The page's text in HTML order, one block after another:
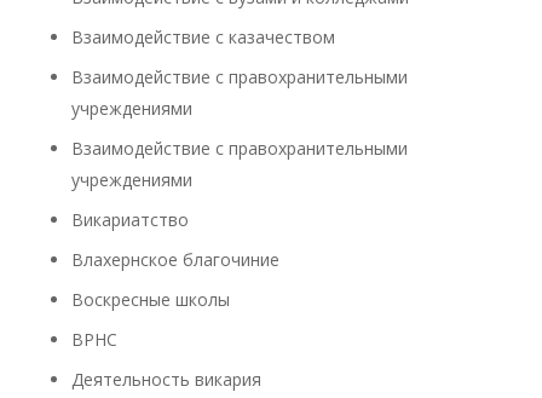
Взаимодействие с казачеством
Взаимодействие с правохранительными
учреждениями
Взаимодействие с правохранительными
учреждениями
Викариатство
Влахернское благочиние
Воскресные школы
ВРНС
Деятельность викария